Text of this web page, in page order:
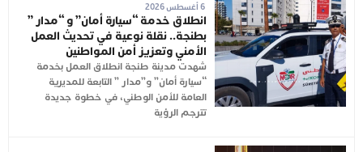
6 أغسطس 2026
انطلاق خدمة “سيارة أمان” و “مدار ”
بطنجة.. نقلة نوعية في تحديث العمل
الأمني وتعزيز أمن المواطنين
شهدت مدينة طنجة انطلاق العمل بخدمة
“سيارة أمان” و”مدار ” التابعة للمديرية
العامة للأمن الوطني، في خطوة جديدة
تترجم الرؤية